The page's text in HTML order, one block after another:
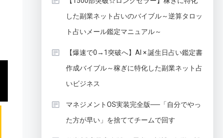
した副業ネット占いのバイブル～逆算タロッ
ト占いメール鑑定マニュアル～
【爆速で0→1突破へ】AI × 誕生日占い鑑定書
作成バイブル～稼ぎに特化した副業ネット占
いビジネス
マネジメントOS実装完全版──「自分でやっ
た方が早い」を捨ててチームで回す